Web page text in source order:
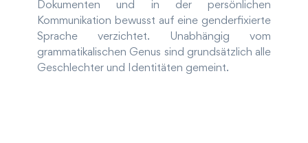
Dokumenten und in der persönlichen
Kommunikation bewusst auf eine genderfixierte
Sprache verzichtet. Unabhängig vom
grammatikalischen Genus sind grundsätzlich alle
Geschlechter und Identitäten gemeint.